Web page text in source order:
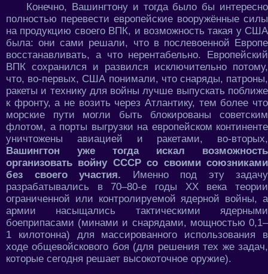
Конечно, Вашингтону и тогда было бы интересно
полностью перевести европейские вооружённые силы
на продукцию своего ВПК, и возможность такая у США
была: они сами решали, что в послевоенной Европе
восстанавливать, а что нерентабельно. Европейский
ВПК сохранился и развился исключительно потому,
что, во-первых, США понимали, что снаряды, патроны,
ракеты и технику для войны лучше выпускать поближе
к фронту, а не возить через Атлантику, тем более что
морские пути могли быть блокированы советским
флотом, а порты выгрузки на европейском континенте
уничтожены авиацией и ракетами, во-вторых,
Вашингтон уже тогда искал возможность
организовать войну СССР со своими союзниками
без своего участия. Именно под эту задачу
разрабатывались в 70–80-е годы ХХ века теории
ограниченной или контролируемой ядерной войны, а
армии насыщались тактическими ядерными
боеприпасами (минами и снарядами, мощностью 0,1–
1 килотонна) для массированного использования в
ходе общевойскового боя (для решения тех же задач,
которые сегодня решает высокоточное оружие).